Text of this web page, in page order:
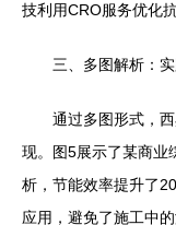
技利用CRO服务优化
三、多图解析：
通过多图形式，
现。图5展示了某商业
析，节能效率提升了
应用，避免了施工中